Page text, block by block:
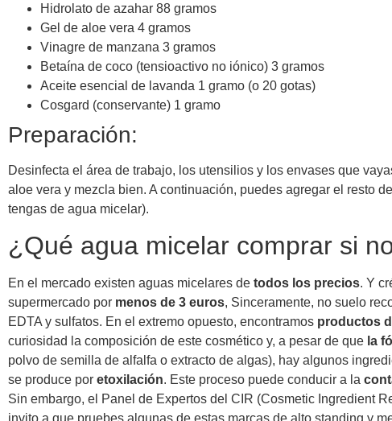
Hidrolato de azahar 88 gramos
Gel de aloe vera 4 gramos
Vinagre de manzana 3 gramos
Betaína de coco (tensioactivo no iónico) 3 gramos
Aceite esencial de lavanda 1 gramo (o 20 gotas)
Cosgard (conservante) 1 gramo
Preparación:
Desinfecta el área de trabajo, los utensilios y los envases que
aloe vera y mezcla bien. A continuación, puedes agregar el resto
tengas de agua micelar).
¿Qué agua micelar comprar si
En el mercado existen aguas micelares de todos los precios. Y
supermercado por menos de 3 euros, Sinceramente, no suelo
EDTA y sulfatos. En el extremo opuesto, encontramos productos
curiosidad la composición de este cosmético y, a pesar de que la
polvo de semilla de alfalfa o extracto de algas), hay algunos
se produce por etoxilación. Este proceso puede conducir a la
Sin embargo, el Panel de Expertos del CIR (Cosmetic Ingredient
invito a que pruebes algunas de estas marcas de alto standing y